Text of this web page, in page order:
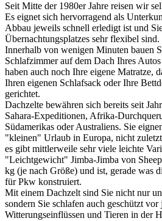
Seit Mitte der 1980er Jahre reisen wir
Es eignet sich hervorragend als
Abbau jeweils schnell erledigt ist und
Übernachtungsplatzes sehr flexibel sind.
Innerhalb von wenigen Minuten bauen
Schlafzimmer auf dem Dach Ihres
haben auch noch Ihre eigene Matratze,
Ihren eigenen Schlafsack oder Ihre
gerichtet.
Dachzelte bewähren sich bereits seit
Sahara-Expeditionen, Afrika-
Südamerikas oder Australiens. Sie
"kleinen" Urlaub in Europa, nicht
es gibt mittlerweile sehr viele leichte
"Leichtgewicht" Jimba-Jimba von
kg (je nach Größe) und ist, gerade was
für Pkw konstruiert.
Mit einem Dachzelt sind Sie nicht nur
sondern Sie schlafen auch geschützt vor
Witterungseinflüssen und Tieren in der